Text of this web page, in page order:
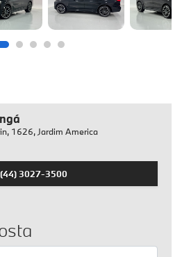
1626, Jardim America
(44) 3027-3500